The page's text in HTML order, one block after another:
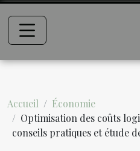
Accueil
Économie
Optimisation des coûts
conseils pratiques et étude